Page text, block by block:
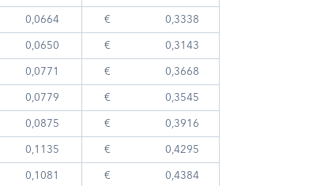
€ 0,3338
€ 0,3143
€ 0,3668
€ 0,3545
€ 0,3916
€ 0,4295
€ 0,4384